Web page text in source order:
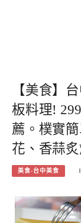
【美食】
板料理!
薦。樸實
花、香蒜
美食-台中美食